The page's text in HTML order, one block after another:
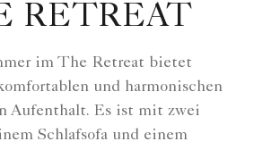
RETREAT
im The Retreat bietet
und harmonischen
Aufenthalt. Es ist mit zwei
Schlafsofa und einem